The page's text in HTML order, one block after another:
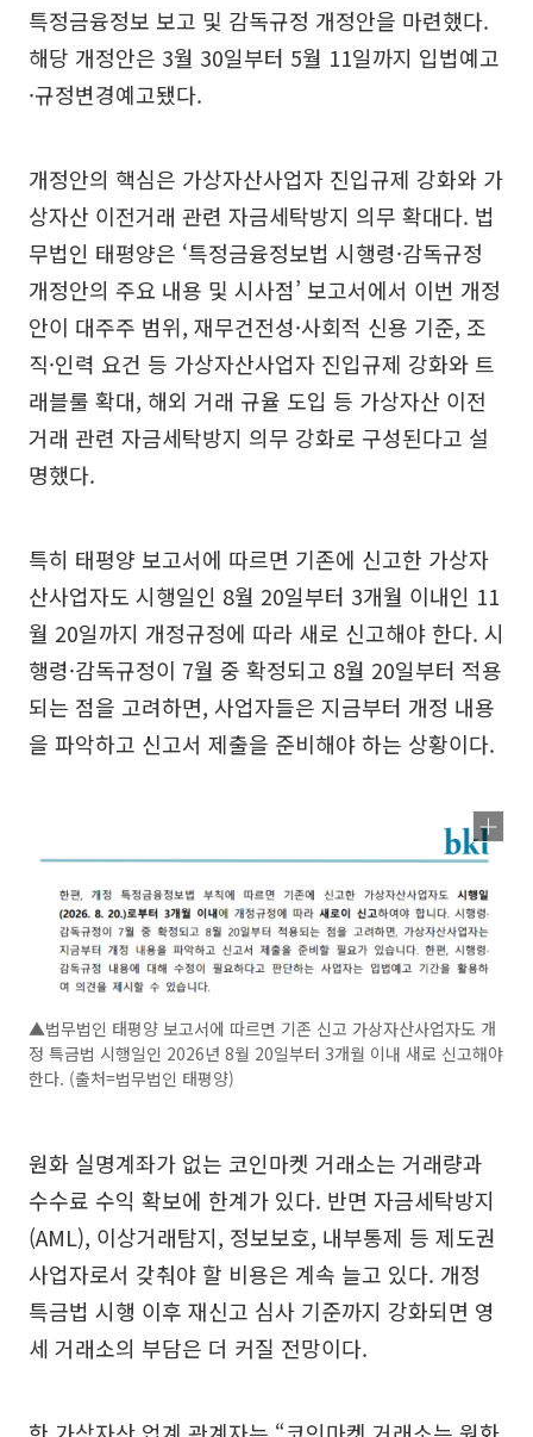
특정금융정보 보고 및 감독규정 개정안을 마련했다.
해당 개정안은 3월 30일부터 5월 11일까지 입법예고
·규정변경예고됐다.
개정안의 핵심은 가상자산사업자 진입규제 강화와 가
상자산 이전거래 관련 자금세탁방지 의무 확대다. 법
무법인 태평양은 ‘특정금융정보법 시행령·감독규정
개정안의 주요 내용 및 시사점’ 보고서에서 이번 개정
안이 대주주 범위, 재무건전성·사회적 신용 기준, 조
직·인력 요건 등 가상자산사업자 진입규제 강화와 트
래블룰 확대, 해외 거래 규율 도입 등 가상자산 이전
거래 관련 자금세탁방지 의무 강화로 구성된다고 설
명했다.
특히 태평양 보고서에 따르면 기존에 신고한 가상자
산사업자도 시행일인 8월 20일부터 3개월 이내인 11
월 20일까지 개정규정에 따라 새로 신고해야 한다. 시
행령·감독규정이 7월 중 확정되고 8월 20일부터 적용
되는 점을 고려하면, 사업자들은 지금부터 개정 내용
을 파악하고 신고서 제출을 준비해야 하는 상황이다.
▲법무법인 태평양 보고서에 따르면 기존 신고 가상자산사업자도 개
정 특금법 시행일인 2026년 8월 20일부터 3개월 이내 새로 신고해야
한다. (출처=법무법인 태평양)
원화 실명계좌가 없는 코인마켓 거래소는 거래량과
수수료 수익 확보에 한계가 있다. 반면 자금세탁방지
(AML), 이상거래탐지, 정보보호, 내부통제 등 제도권
사업자로서 갖춰야 할 비용은 계속 늘고 있다. 개정
특금법 시행 이후 재신고 심사 기준까지 강화되면 영
세 거래소의 부담은 더 커질 전망이다.